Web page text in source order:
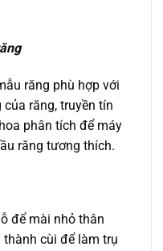
răng phù hợp với
răng, truyền tín
phân tích để máy
răng tương thích.
để mài nhỏ thân
thành cùi để làm trụ